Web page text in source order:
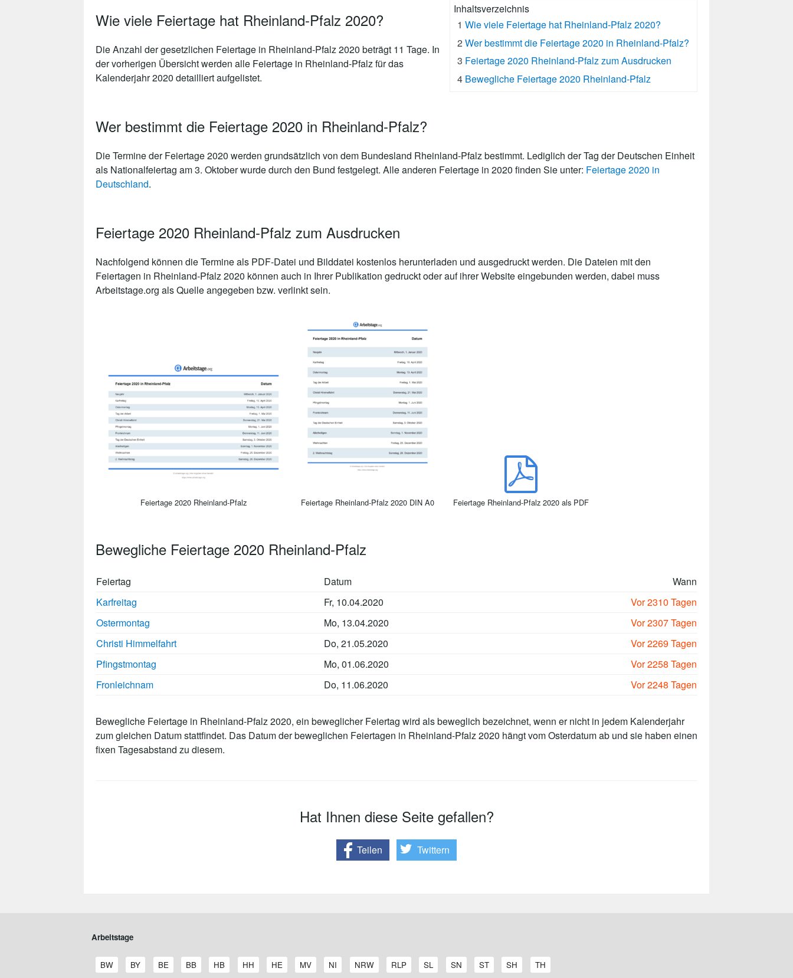
Inhaltsverzeichnis
1 Wie viele Feiertage hat Rheinland-Pfalz 2020?
2 Wer bestimmt die Feiertage 2020 in Rheinland-Pfalz?
3 Feiertage 2020 Rheinland-Pfalz zum Ausdrucken
4 Bewegliche Feiertage 2020 Rheinland-Pfalz
Wie viele Feiertage hat Rheinland-Pfalz 2020?
Die Anzahl der gesetzlichen Feiertage in Rheinland-Pfalz 2020 beträgt 11 Tage. In
der vorherigen Übersicht werden alle Feiertage in Rheinland-Pfalz für das
Kalenderjahr 2020 detailliert aufgelistet.
Wer bestimmt die Feiertage 2020 in Rheinland-Pfalz?
Die Termine der Feiertage 2020 werden grundsätzlich von dem Bundesland Rheinland-Pfalz bestimmt. Lediglich der Tag der Deutschen Einheit
als Nationalfeiertag am 3. Oktober wurde durch den Bund festgelegt. Alle anderen Feiertage in 2020 finden Sie unter: Feiertage 2020 in
Deutschland.
Feiertage 2020 Rheinland-Pfalz zum Ausdrucken
Nachfolgend können die Termine als PDF-Datei und Bilddatei kostenlos herunterladen und ausgedruckt werden. Die Dateien mit den
Feiertagen in Rheinland-Pfalz 2020 können auch in Ihrer Publikation gedruckt oder auf ihrer Website eingebunden werden, dabei muss
Arbeitstage.org als Quelle angegeben bzw. verlinkt sein.
Feiertage 2020 Rheinland-Pfalz Feiertage Rheinland-Pfalz 2020 DIN A0 Feiertage Rheinland-Pfalz 2020 als PDF
Bewegliche Feiertage 2020 Rheinland-Pfalz
Feiertag Datum
Wann
Karfreitag
Fr, 10.04.2020
Vor 2310 Tagen
Ostermontag
Mo, 13.04.2020
Vor 2307 Tagen
Christi Himmelfahrt
Do, 21.05.2020
Vor 2269 Tagen
Pfingstmontag
Mo, 01.06.2020
Vor 2258 Tagen
Fronleichnam
Do, 11.06.2020 Vor 2248 Tagen
Bewegliche Feiertage in Rheinland-Pfalz 2020, ein beweglicher Feiertag wird als beweglich bezeichnet, wenn er nicht in jedem Kalenderjahr
zum gleichen Datum stattfindet. Das Datum der beweglichen Feiertagen in Rheinland-Pfalz 2020 hängt vom Osterdatum ab und sie haben einen
fixen Tagesabstand zu diesem.
Hat Ihnen diese Seite gefallen?
Teilen Twittern
Arbeitstage
A
r
BW
A
r
BY
A
r
BE
A
r
BB
A
r
HB
A
r
HH
A
r
HE
A
r
MV
A
r
NI
A
r
NRW
A
r
RLP
A
r
SL
A
r
SN
A
r
ST
A
r
SH
A
r
TH